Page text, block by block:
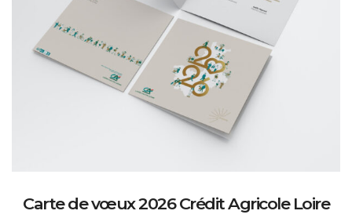
Carte de vœux 2026 Crédit Agricole Loire